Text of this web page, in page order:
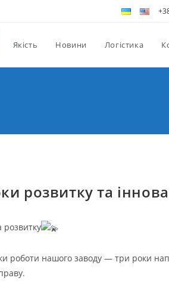
Якість Новини Логістика
розвитку та
розвитку
роботи нашого заводу — три роки